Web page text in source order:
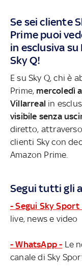
Se sei cliente
Prime puoi
in esclusiva su
Sky Q!
E su Sky Q, chi è
Prime, mercoledì
Villarreal in
visibile senza
diretto, attraverso
clienti Sky con
Amazon Prime.
Segui tutti gli
- Segui Sky Sport
live, news e video
- WhatsApp - Le
canale di Sky